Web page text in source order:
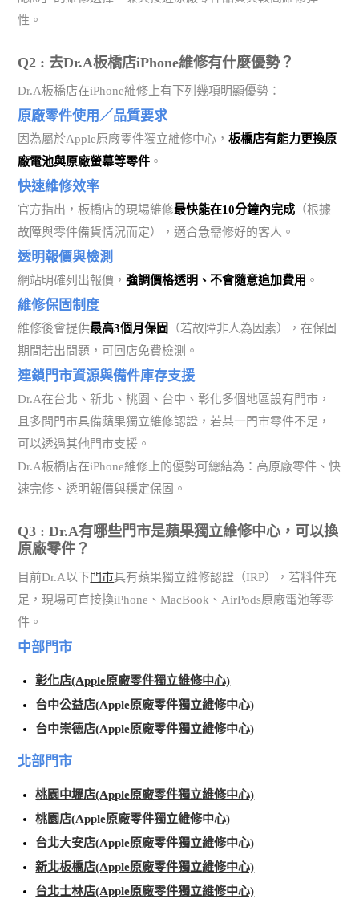
性。
Q2 : 去Dr.A板橋店iPhone維修有什麼優勢？
Dr.A板橋店在iPhone維修上有下列幾項明顯優勢：
原廠零件使用／品質要求
因為屬於Apple原廠零件獨立維修中心，板橋店有能力更換原
廠電池與原廠螢幕等零件 。
快速維修效率
官方指出，板橋店的現場維修最快能在10分鐘內完成 （根據
故障與零件備貨情況而定），適合急需修好的客人。
透明報價與檢測
網站明確列出報價，強調價格透明、不會隨意追加費用 。
維修保固制度
維修後會提供最高3個月保固
（若故障非人為因素），在保固
期間若出問題，可回店免費檢測。
連鎖門市資源與備件庫存支援
Dr.A在台北、新北、桃園、台中、彰化多個地區設有門市，
且多間門市具備蘋果獨立維修認證，若某一門市零件不足，
可以透過其他門市支援。
Dr.A板橋店在iPhone維修上的優勢可總結為：高原廠零件、快
速完修、透明報價與穩定保固。
Q3 : Dr.A有哪些門市是蘋果獨立維修中心，可以換
原廠零件？
目前Dr.A以下 門市具有蘋果獨立維修認證（IRP），若料件充
足，現場可直接換iPhone、MacBook、AirPods原廠電池等零
件。
中部門市
彰化店(Apple原廠零件獨立維修中心)
台中公益店(Apple原廠零件獨立維修中心)
台中崇德店(Apple原廠零件獨立維修中心)
北部門市
桃園中壢店(Apple原廠零件獨立維修中心)
桃園店(Apple原廠零件獨立維修中心)
台北大安店(Apple原廠零件獨立維修中心)
新北板橋店(Apple原廠零件獨立維修中心)
台北士林店(Apple原廠零件獨立維修中心)